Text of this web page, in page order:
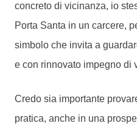
concreto di vicinanza, io
Porta Santa in un carcere,
simbolo che invita a
e con rinnovato impegno di
Credo sia importante
pratica, anche in una